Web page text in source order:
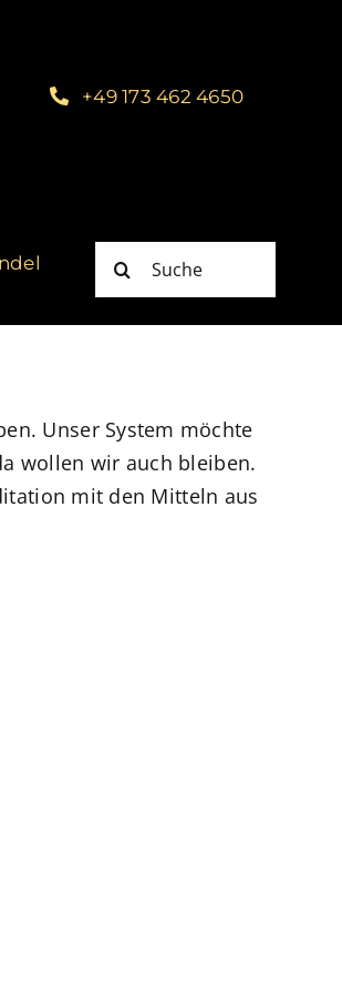
+49 173 462 4650
Suche
nach:
Unser System möchte
wollen wir auch bleiben.
mit den Mitteln aus